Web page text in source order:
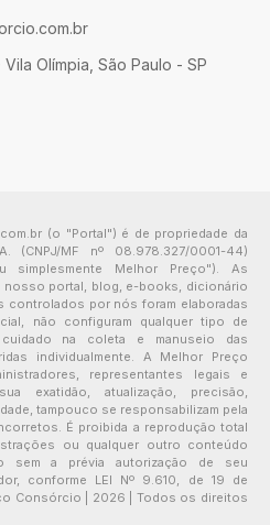
Olímpia, São Paulo - SP
(o "Portal") é de propriedade da
(CNPJ/MF nº 08.978.327/0001-44)
simplesmente Melhor Preço"). As
nosso portal, blog, e-books, dicionário
controlados por nós foram elaboradas
não configuram qualquer tipo de
na coleta e manuseio das
individualmente. A Melhor Preço
representantes legais e
exatidão, atualização, precisão,
tampouco se responsabilizam pela
É proibida a reprodução total
ou qualquer outro conteúdo
sem a prévia autorização de seu
conforme LEI Nº 9.610, de 19 de
Consórcio | 2026 | Todos os direitos